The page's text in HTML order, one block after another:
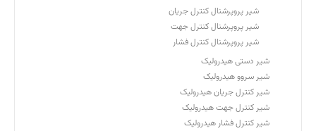
شیر پروپرشنال کنترل جریان
شیر پروپرشنال کنترل جهت
شیر پروپرشنال کنترل فشار
شیر دستی هیدرولیک
شیر سروو هیدرولیک
شیر کنترل جریان هیدرولیک
شیر کنترل جهت هیدرولیک
شیر کنترل فشار هیدرولیک